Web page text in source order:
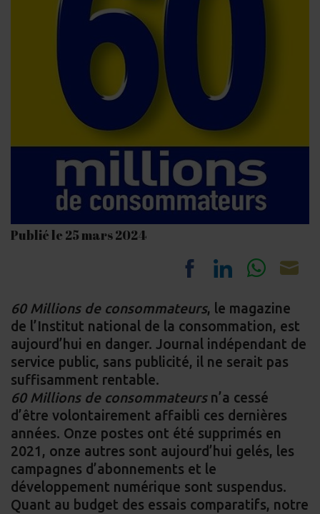
Publié le 25 mars 2024
on
Facebook
on
LinkedIn
on
60 Millions de consommateurs, le magazine
de l’Institut national de la consommation, est
aujourd’hui en danger. Journal indépendant de
service public, sans publicité, il ne serait pas
suffisamment rentable.
60 Millions de consommateursn’a cessé
d’être volontairement affaibli ces dernières
années. Onze postes ont été supprimés en
2021, onze autres sont aujourd’hui gelés, les
campagnes d’abonnements et le
développement numérique sont suspendus.
Quant au budget des essais comparatifs, notre